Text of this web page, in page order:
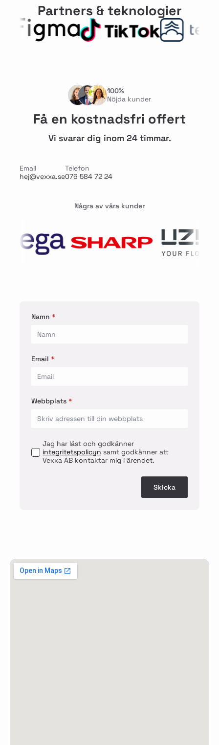
Partners & teknologier
100%
Nöjda kunder
Få en kostnadsfri offert
Vi svarar dig inom 24 timmar.
Email
hej@vexxa.se
Telefon
076 584 72 24
Några av våra kunder
Namn *
Email *
Webbplats *
Jag har läst och godkänner
integritetspolicyn
Vexxa AB kontaktar mig i ärendet.
Skicka